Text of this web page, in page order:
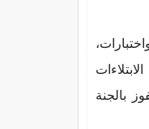
بالجنة